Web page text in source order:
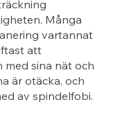
Många
vartannat
att
sina nät och
är otäcka, och
av spindelfobi.